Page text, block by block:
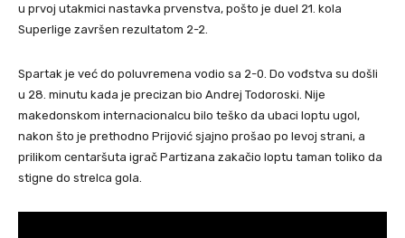
u prvoj utakmici nastavka prvenstva, pošto je duel 21. kola
Superlige završen rezultatom 2-2.
Spartak je već do poluvremena vodio sa 2-0. Do vođstva su došli
u 28. minutu kada je precizan bio Andrej Todoroski. Nije
makedonskom internacionalcu bilo teško da ubaci loptu ugol,
nakon što je prethodno Prijović sjajno prošao po levoj strani, a
prilikom centaršuta igrač Partizana zakačio loptu taman toliko da
stigne do strelca gola.